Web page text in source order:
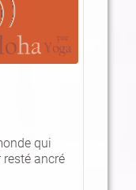
qui
ancré